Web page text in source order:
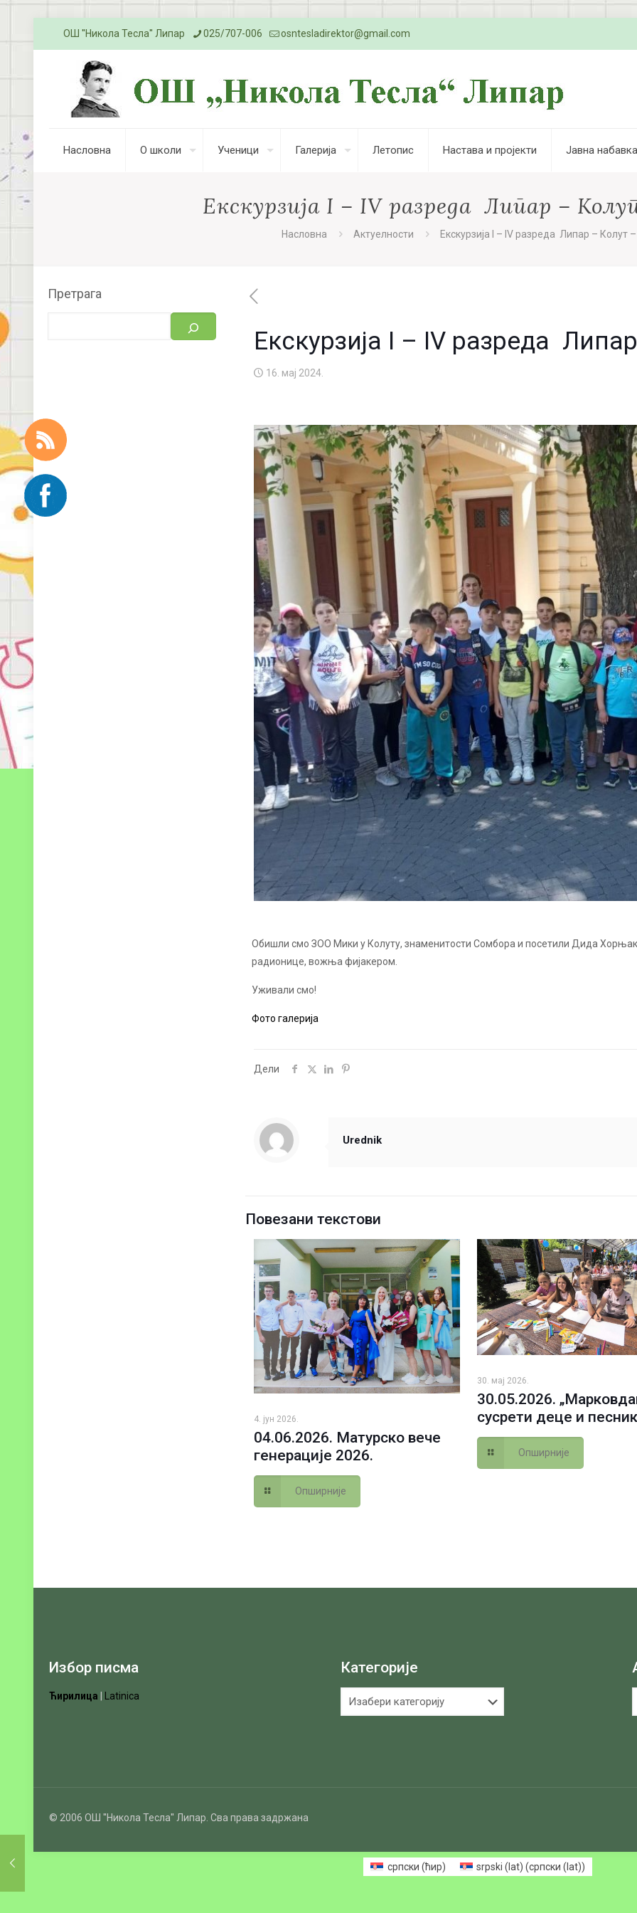
ОШ ''Никола Тесла'' Липар 025/707-006 osntesladirektor@gmail.com
Насловна О школи Ученици Галерија Летопис Настава и пројекти Јавна набавка
Екскурзија I – IV разреда Липар –
Насловна Актуелности Екскурзија I – IV разреда Липар – Колут
Екскурзија I – IV разреда
16. мај 2024.
Обишли смо ЗОО Мики у Колуту, знаменитости Сомбора и посетили Дида
радионице, вожња фијакером.
Уживали смо!
Фото галерија
Дели
Urednik
Повезани текстови
4. јун 2026.
04.06.2026. Матурско вече
генерације 2026.
Опширније
30. мај 2026.
30.05.2026.
сусрети деце и
Опширније
Претрага
Избор писма
Ћирилица Latinica
Категорије
Категорије
© 2006 ОШ ''Никола Тесла'' Липар. Сва права задржана
српски (ћир) srpski (lat) (српски (lat))